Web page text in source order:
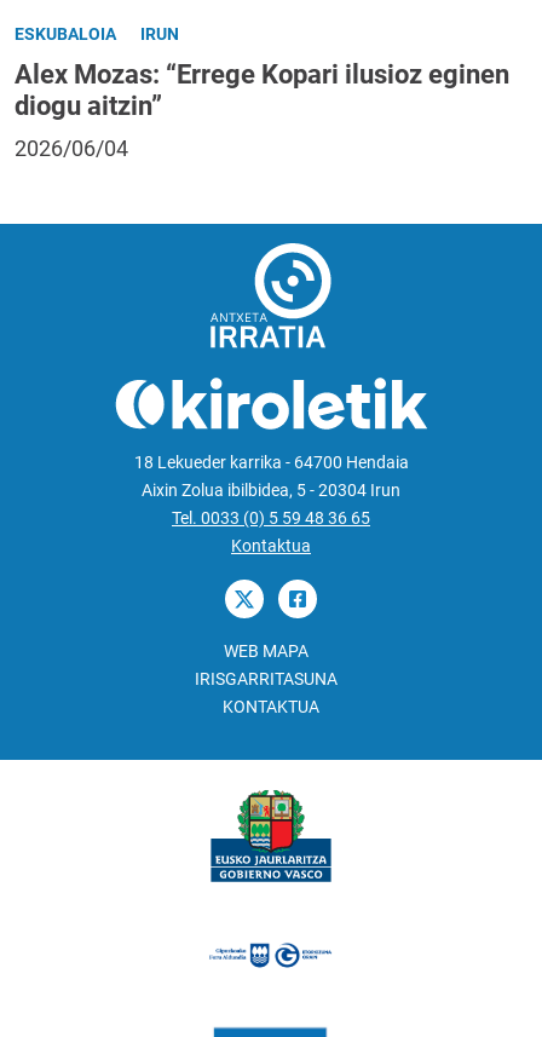
ESKUBALOIA IRUN
Alex Mozas: “Errege Kopari ilusioz eginen
diogu aitzin”
2026/06/04
18 Lekueder karrika - 64700 Hendaia
Aixin Zolua ibilbidea, 5 - 20304 Irun
Tel. 0033 (0) 5 59 48 36 65
Kontaktua
WEB MAPA
IRISGARRITASUNA
KONTAKTUA